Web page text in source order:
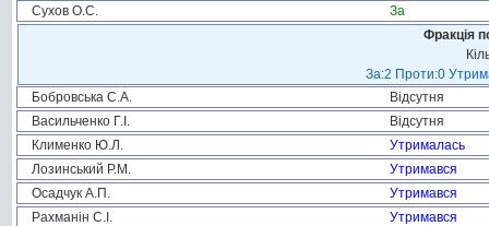
Сухов О.С.
За
Фракція
За:2 Проти:0
Бобровська С.А.
Відсутня
Васильченко Г.І.
Відсутня
Клименко Ю.Л.
Утрималась
Лозинський Р.М.
Утримався
Осадчук А.П.
Утримався
Рахманін С.І.
Утримався